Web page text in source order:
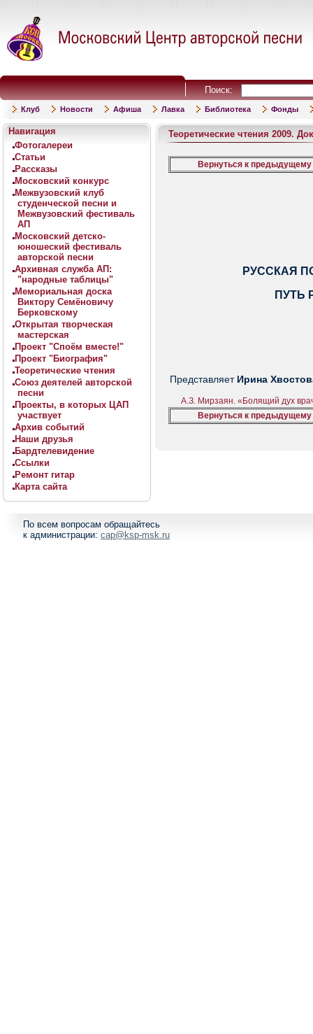
Поиск:
Клуб Новости Афиша Лавка Библиотека Фонды
Навигация
Фотогалереи
Статьи
Рассказы
Московский конкурс
Межвузовский клуб
студенческой песни и
Межвузовский фестиваль
АП
Московский детско-
юношеский фестиваль
авторской песни
Архивная служба АП:
"народные таблицы"
Мемориальная доска
Виктору Семёновичу
Берковскому
Открытая творческая
мастерская
Проект "Споём вместе!"
Проект "Биография"
Теоретические чтения
Союз деятелей авторской
песни
Проекты, в которых ЦАП
участвует
Архив событий
Наши друзья
Бардтелевидение
Ссылки
Ремонт гитар
Карта сайта
Теоретические чтения 2009.
Вернуться к
РУССКАЯ
ПУТЬ
Представляет Ирина
А.З. Мирзаян. «Болящий дух
Вернуться к
По всем вопросам обращайтесь
к администрации: cap@ksp-msk.ru